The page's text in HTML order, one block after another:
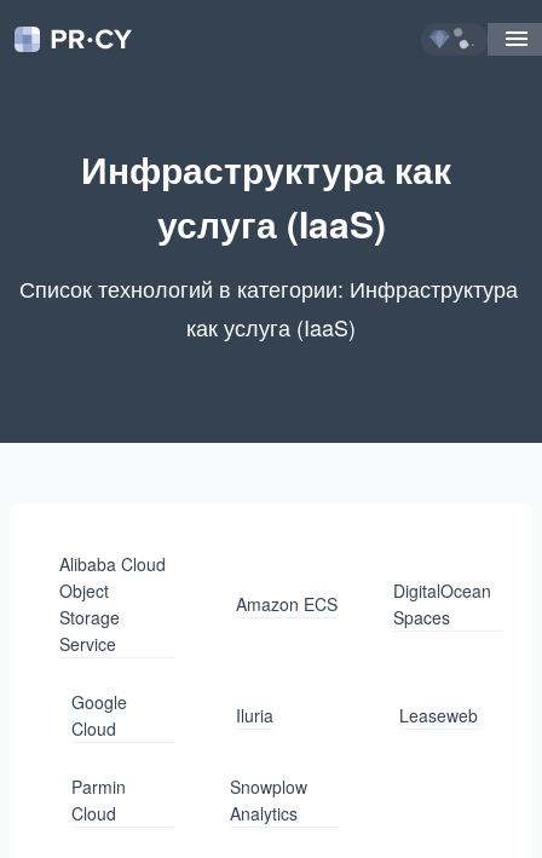
...
Инфраструктура как
услуга (IaaS)
Список технологий в категории: Инфраструктура
как услуга (IaaS)
Alibaba Cloud
Object
Storage
Service
Amazon ECS
DigitalOcean
Spaces
Google
Cloud
Iluria Leaseweb
Parmin
Cloud
Snowplow
Analytics